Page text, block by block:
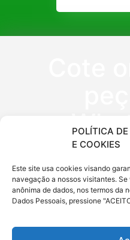
POLÍTICA
E COOKIES
Este site usa cookies visando
navegação a nossos visitantes.
anônima de dados, nos termos da
Dados Pessoais, pressione
(11)